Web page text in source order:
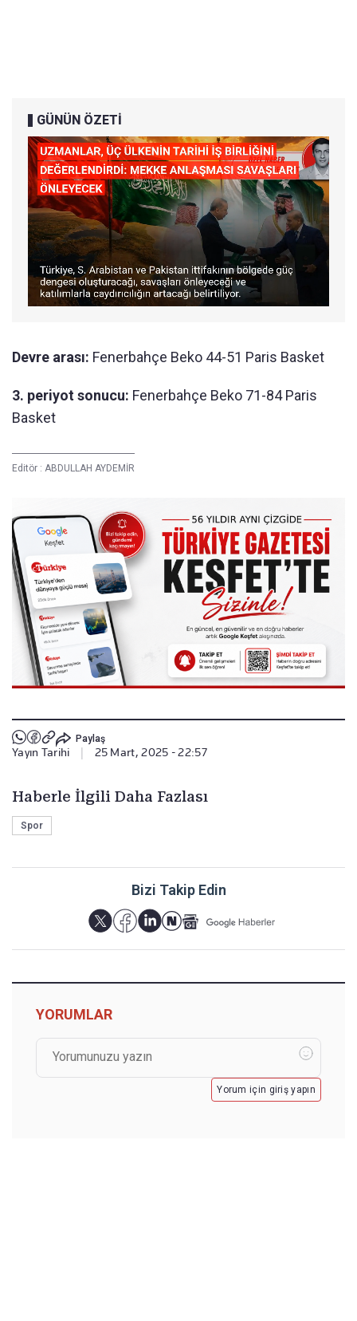
GÜNÜN ÖZETİ
Devre arası: Fenerbahçe Beko 44-51 Paris Basket
3. periyot sonucu: Fenerbahçe Beko 71-84 Paris
Basket
Editör : ABDULLAH AYDEMİR
Paylaş
Yayın Tarihi 25 Mart, 2025 - 22:57
Haberle İlgili Daha Fazlası
Spor
Bizi Takip Edin
YORUMLAR
Yorum için giriş yapın